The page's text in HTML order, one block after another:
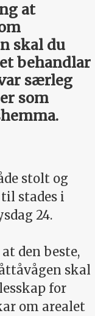
at
skal du
behandlar
særleg
som
stolt og
stades i
24.
den beste,
skal
for
om arealet